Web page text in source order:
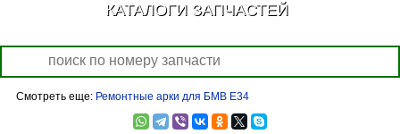
Смотреть еще: Ремонтные арки для БМВ Е34
КАТАЛОГИ ЗАПЧАСТЕЙ